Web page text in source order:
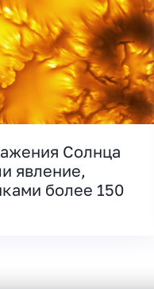
Солнца
явление,
более 150